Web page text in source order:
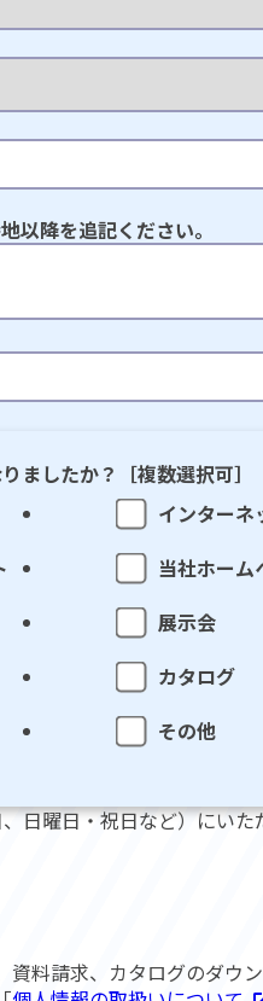
以降を追記ください。
ましたか？［複数選択可］
インターネ
当社ホーム
展示会
カタログ
その他
日曜日・祝日など）にい
料請求、カタログのダウ